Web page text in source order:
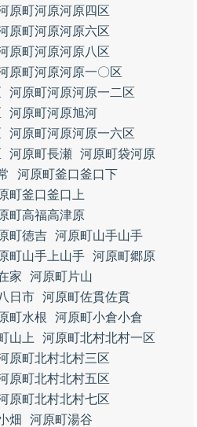
原町河原河原四区
原町河原河原六区
原町河原河原八区
原町河原河原一〇区
河原町河原河原一二区
河原町河原旭河
河原町河原河原一六区
河原町長瀬 河原町袋河原
河原町釜口釜口下
町釜口釜口上
町高福高津原
町徳吉 河原町山手山手
町山手上山手 河原町郷原
家
河原町片山
日市 河原町佐貫佐貫
町水根
河原町小倉小倉
山上
河原町北村北村一区
原町北村北村三区
原町北村北村五区
原町北村北村七区
畑
河原町湯谷